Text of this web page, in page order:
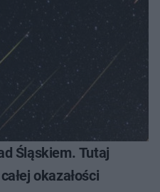
Śląskiem. Tutaj
okazałości